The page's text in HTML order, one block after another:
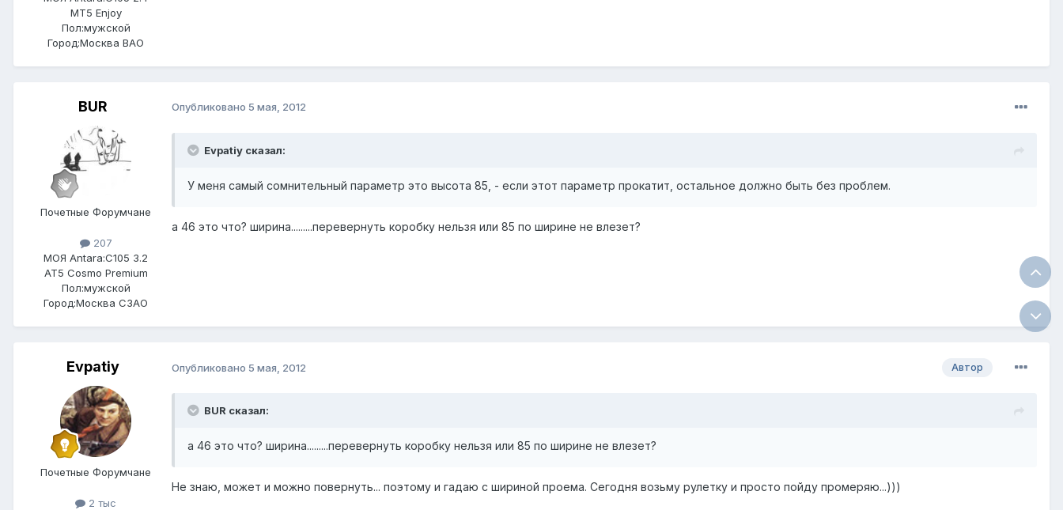
MT5 Enjoy
Пол:мужской
Город:Москва ВАО
BUR
Почетные Форумчане
207
МОЯ Antara:C105 3.2
AT5 Cosmo Premium
Пол:мужской
Город:Москва СЗАО
Опубликовано 5 мая, 2012
Evpatiy сказал:
У меня самый сомнительный параметр это высота 85, - если этот параметр прокатит, остальное должно быть без проблем.
а 46 это что? ширина.........перевернуть коробку нельзя или 85 по ширине не влезет?
Evpatiy
Почетные Форумчане
2 тыс
Автор
Опубликовано 5 мая, 2012
BUR сказал:
а 46 это что? ширина.........перевернуть коробку нельзя или 85 по ширине не влезет?
Не знаю, может и можно повернуть... поэтому и гадаю с шириной проема. Сегодня возьму рулетку и просто пойду промеряю...)))